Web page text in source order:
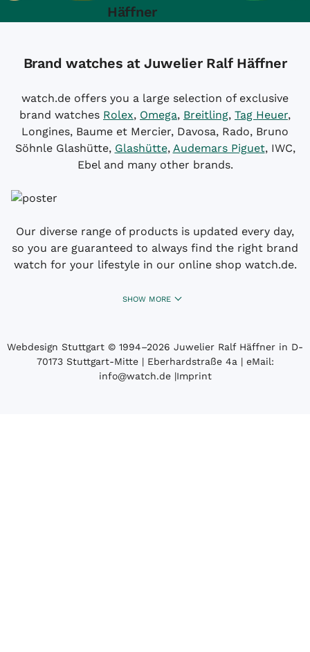
Häffner
Brand watches at Juwelier Ralf Häffner
watch.de offers you a large selection of exclusive
brand watches Rolex, Omega, Breitling, Tag Heuer,
Longines, Baume et Mercier, Davosa, Rado, Bruno
Söhnle Glashütte, Glashütte, Audemars Piguet, IWC,
Ebel and many other brands.
Our diverse range of products is updated every day,
so you are guaranteed to always find the right brand
watch for your lifestyle in our online shop watch.de.
SHOW MORE
Webdesign Stuttgart © 1994­–2026 Juwelier Ralf Häffner in D-
70173 Stuttgart-Mitte | Eberhardstraße 4a | eMail:
info@watch.de|Imprint